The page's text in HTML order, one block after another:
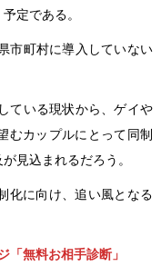
定である。
市町村に導入していない
ている現状から、ゲイや
むカップルにとって同制
見込まれるだろう。
化に向け、追い風となる
「無料お相手診断」